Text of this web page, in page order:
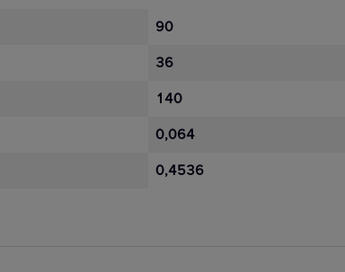
90
36
140
0,064
0,4536